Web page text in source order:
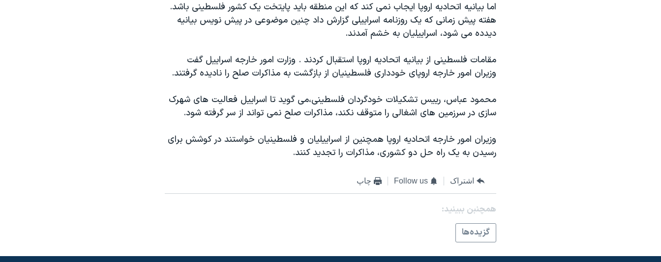
اما بیانیه اتحادیه اروپا ایجاب نمی کند که این منطقه باید پایتخت یک کشور فلسطینی باشد.
هفته پیش زمانی که یک روزنامه اسراییلی گزارش داد چنین موضوعی در پیش نویس بیانیه
دیدده می شود، اسراییلیان به خشم آمدند.
مقامات فلسطینی از بیانیه اتحادیه اروپا استقبال کردند . وزارت امور خارجه اسراییل گفت
وزیران امور خارجه اروپای خودداری فلسطینیان از بازگشت به مذاکرات صلح را نادیده گرفتند.
محمود عباس، رییس تشکیلات خودگردان فلسطینی،می گوید تا اسراییل فعالیت های شهرک
سازی در سرزمین های اشغالی را متوقف نکند، مذاکرات صلح نمی تواند از سر گرفته شود.
وزیران امور خارجه اتحادیه اروپا همچنین از اسراییلیان و فلسطینیان خواستند در کوشش برای
رسیدن به یک راه حل دو کشوری، مذاکرات را تجدید کنند.
اشتراک Follow us چاپ
همچنبن ببینید:
گزيده‌ها